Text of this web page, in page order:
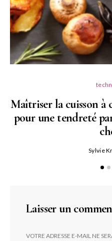
Maîtriser la cuisson à
pour une tendreté
Sylvie
Laisser un
VOTRE ADRESSE E-MAIL NE